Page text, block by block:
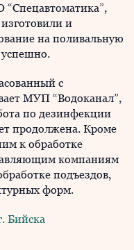
и
на поливальную
с
МУП “Водоканал”,
по дезинфекции
продолжена. Кроме
к обработке
компаниям
подъездов,
форм.
Бийска